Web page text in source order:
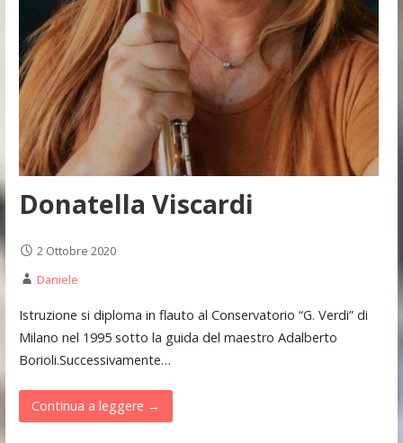
Donatella Viscardi
2 Ottobre 2020
Daniele
Istruzione si diploma in flauto al Conservatorio “G. Verdi” di
Milano nel 1995 sotto la guida del maestro Adalberto
Borioli.Successivamente…
Continua a leggere →